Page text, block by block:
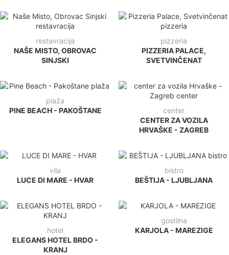
restavracija
NAŠE MISTO, OBROVAC
SINJSKI
pizzeria
PIZZERIA PALACE,
SVETVINČENAT
plaža
PINE BEACH - PAKOŠTANE
center
CENTER ZA VOZILA
HRVAŠKE - ZAGREB
vila
LUCE DI MARE - HVAR
bistro
BEŠTIJA - LJUBLJANA
hotel
ELEGANS HOTEL BRDO -
KRANJ
gostilna
KARJOLA - MAREZIGE